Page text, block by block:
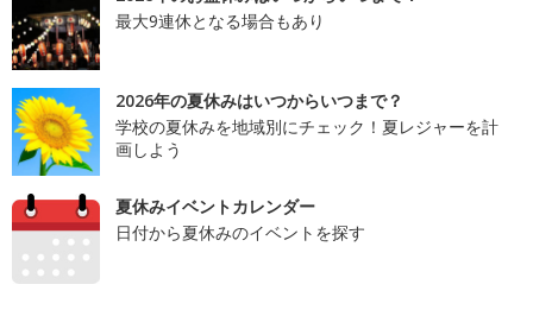
最大9連休となる場合もあり
2026年の夏休みはいつからいつまで？
学校の夏休みを地域別にチェック！夏レジャーを計
画しよう
夏休みイベントカレンダー
日付から夏休みのイベントを探す